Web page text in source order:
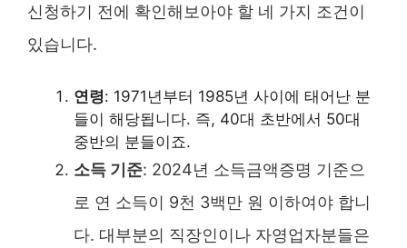
신청하기 전에 확인해보아야 할 네 가지 조건이
있습니다.
연령: 1971년부터 1985년 사이에 태어난 분
들이 해당됩니다. 즉, 40대 초반에서 50대
중반의 분들이죠.
소득 기준: 2024년 소득금액증명 기준으
로 연 소득이 9천 3백만 원 이하여야 합니
다. 대부분의 직장인이나 자영업자분들은